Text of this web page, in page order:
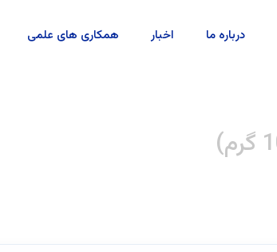
درباره ما اخبار همکاری های علمی